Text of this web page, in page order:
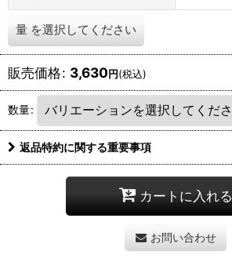
量 を選択してください
販売価格: 3,630円(税込)
数量:
返品特約に関する重要事項
カートに入れる
お問い合わせ